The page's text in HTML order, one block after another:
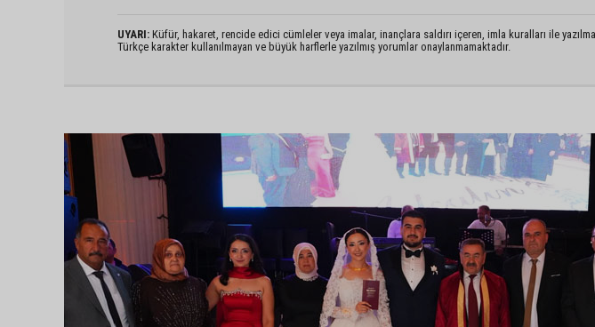
UYARI: Küfür, hakaret, rencide edici cümleler veya imalar, inançlara saldırı içeren, imla kuralları ile
Türkçe karakter kullanılmayan ve büyük harflerle yazılmış yorumlar onaylanmamaktadır.